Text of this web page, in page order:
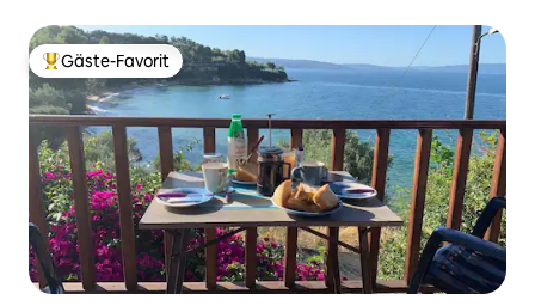
Beliebter Gäste-Favorit.
Gäste-Favorit